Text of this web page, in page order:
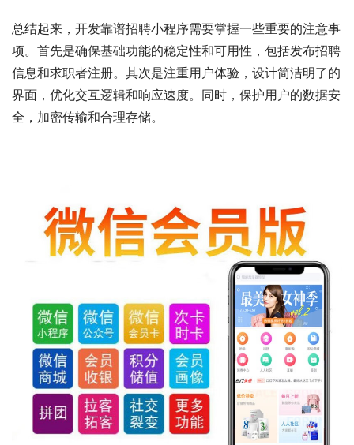
总结起来，开发靠谱招聘小程序需要掌握一些重要的注意事
项。首先是确保基础功能的稳定性和可用性，包括发布招聘
信息和求职者注册。其次是注重用户体验，设计简洁明了的
界面，优化交互逻辑和响应速度。同时，保护用户的数据安
全，加密传输和合理存储。